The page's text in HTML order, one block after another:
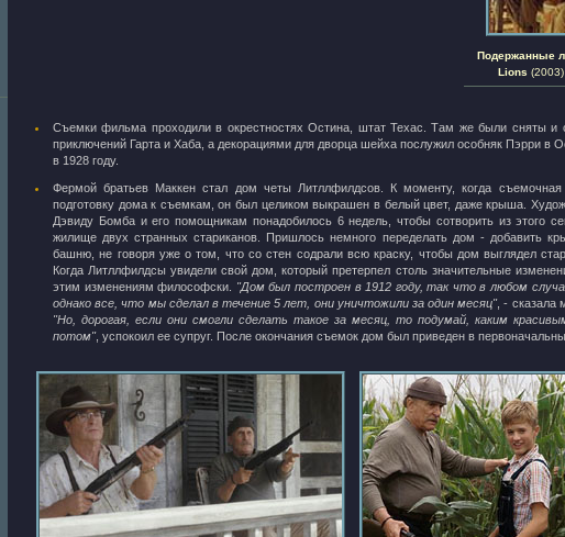
Подержанные
Lions (2003)
Съемки фильма проходили в окрестностях Остина, штат Техас. Там же были сняты и
приключений Гарта и Хаба, а декорациями для дворца шейха послужил особняк Пэрри в
в 1928 году.
Фермой братьев Маккен стал дом четы Литллфилдсов. К моменту, когда съемочная
подготовку дома к съемкам, он был целиком выкрашен в белый цвет, даже крыша.
Дэвиду Бомба и его помощникам понадобилось 6 недель, чтобы сотворить из этого
жилище двух странных стариканов. Пришлось немного переделать дом - добавить
башню, не говоря уже о том, что со стен содрали всю краску, чтобы дом выглядел
Когда Литллфилдсы увидели свой дом, который претерпел столь значительные
этим изменениям философски.
"Дом был построен в 1912 году, так что в любом
однако все, что мы сделал в течение 5 лет, они уничтожили за один месяц", - сказала
"Но, дорогая, если они смогли сделать такое за месяц, то подумай, каким
потом", успокоил ее супруг. После окончания съемок дом был приведен в